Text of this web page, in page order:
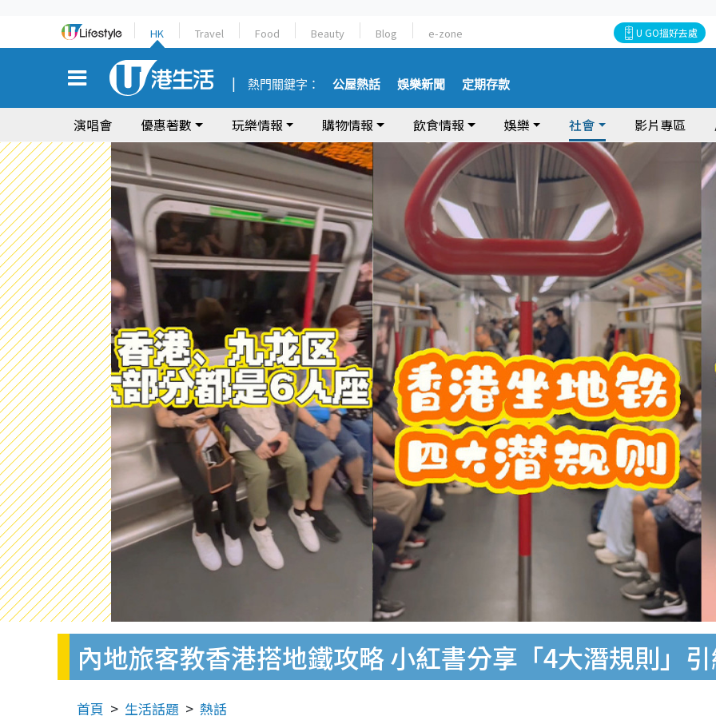
HK Travel Food Beauty Blog e-zone U GO搵好去處
熱門關鍵字： 公屋熱話 娛樂新聞 定期存款
演唱會 優惠著數 玩樂情報 購物情報 飲食情報 娛樂 社會 影片專區
內地旅客教香港搭地鐵攻略 小紅書分享「4大潛規則」
首頁 生活話題 熱話